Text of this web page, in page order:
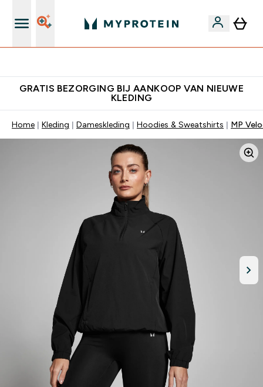
GRATIS BEZORGING BIJ AANKOOP VAN NIEUWE
KLEDING
Home Kleding Dameskleding Hoodies & Sweatshirts MP